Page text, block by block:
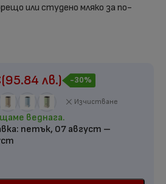
или студено мляко за по-
(95.84 лв.) -30%
Изчистване
веднага.
петък, 07 август –